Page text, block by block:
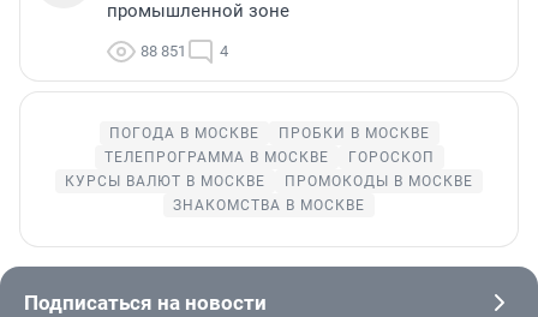
промышленной зоне
88 851 4
ПОГОДА В МОСКВЕ
ПРОБКИ В МОСКВЕ
ТЕЛЕПРОГРАММА В МОСКВЕ
ГОРОСКОП
КУРСЫ ВАЛЮТ В МОСКВЕ
ПРОМОКОДЫ В МОСКВЕ
ЗНАКОМСТВА В МОСКВЕ
Подписаться на новости